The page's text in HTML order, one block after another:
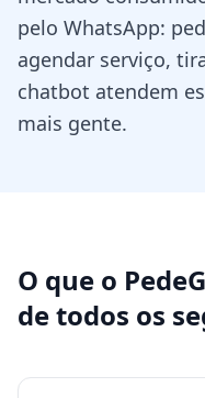
pelo WhatsApp:
agendar serviço,
chatbot atendem
mais gente.
O que o
de todos os